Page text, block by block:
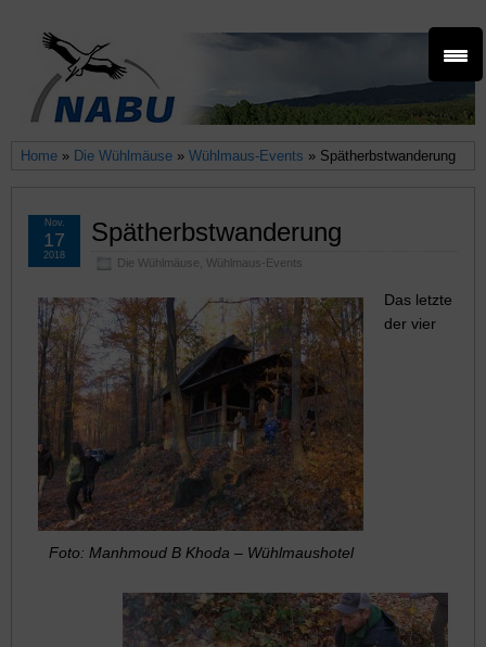
Home » Die Wühlmäuse » Wühlmaus-Events » Spätherbstwanderung
Spätherbstwanderung
Die Wühlmäuse Wühlmaus-Events
Nov.
17
2018
Foto: Manhmoud B Khoda – Wühlmaushotel
Das letzte
der vier